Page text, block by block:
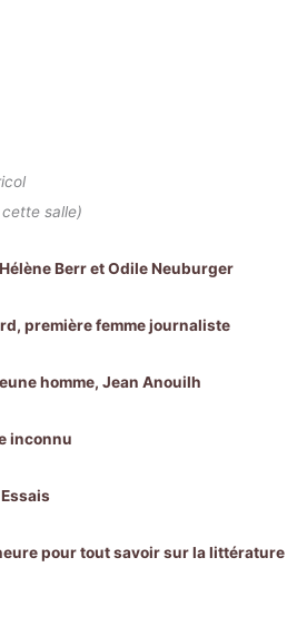
cette salle)
Berr et Odile Neuburger
première femme journaliste
homme, Jean Anouilh
inconnu
pour tout savoir sur la littérature